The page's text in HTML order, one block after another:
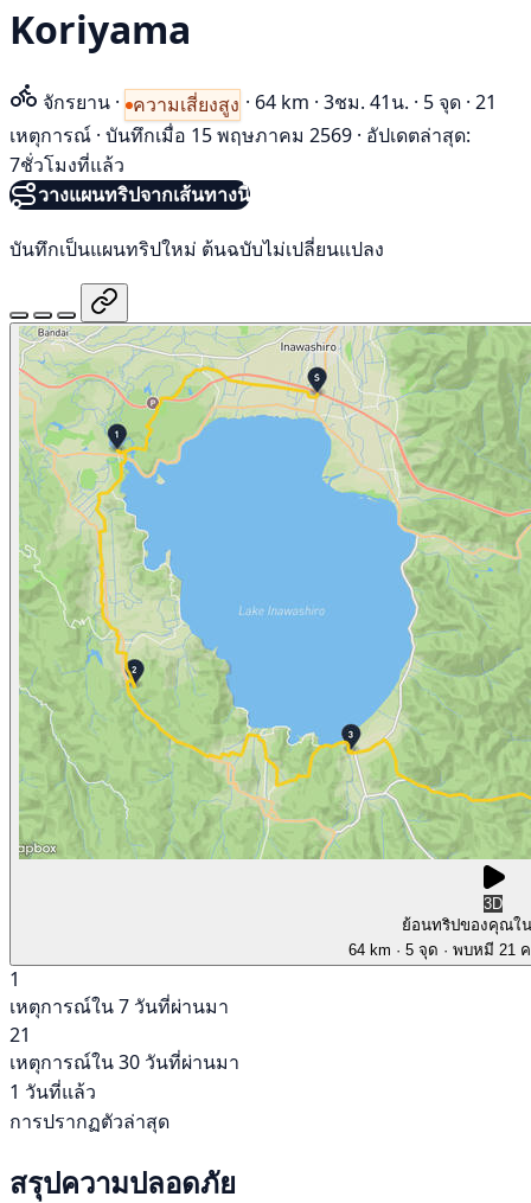
Koriyama
จักรยาน · ความเสี่ยงสูง · 64 km · 3ชม. 41น. · 5 จุด · 21
เหตุการณ์ · บันทึกเมื่อ 15 พฤษภาคม 2569 · อัปเดตล่าสุด:
7ชั่วโมงที่แล้ว
วางแผนทริปจากเส้นทางนี้
บันทึกเป็นแผนทริปใหม่ ต้นฉบับไม่เปลี่ยนแปลง
3D
ย้อนทริปของคุณใ
64 km · 5 จุด · พบหมี 21
1
เหตุการณ์ใน 7 วันที่ผ่านมา
21
เหตุการณ์ใน 30 วันที่ผ่านมา
1 วันที่แล้ว
การปรากฏตัวล่าสุด
สรุปความปลอดภัย